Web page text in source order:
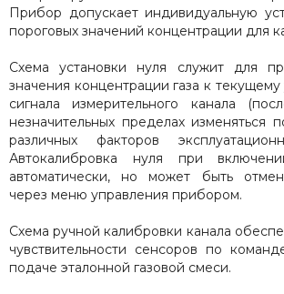
Прибор допускает индивидуальную
пороговых значений концентрации для
Схема установки нуля служит для
значения концентрации газа к
сигнала измерительного канала
незначительных пределах изменяться
различных факторов
Автокалибровка нуля при
автоматически, но может быть
через меню управления прибором.
Схема ручной калибровки канала
чувствительности сенсоров по
подаче эталонной газовой смеси.